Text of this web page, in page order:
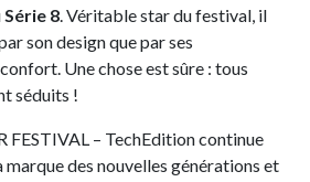
Série 8. Véritable star du festival, il
son design que par ses
Une chose est sûre : tous
séduits !
FESTIVAL – TechEdition continue
des nouvelles générations et